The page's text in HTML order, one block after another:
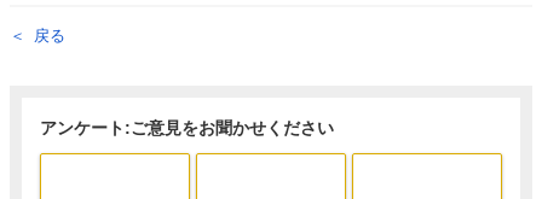
戻る
アンケート:ご意見をお聞かせください